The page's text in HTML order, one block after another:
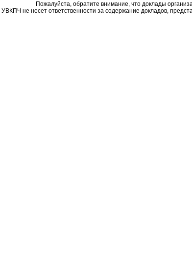
Пожалуйста, обратите внимание, что доклады
УВКПЧ не несет ответственности за содержание докладов,